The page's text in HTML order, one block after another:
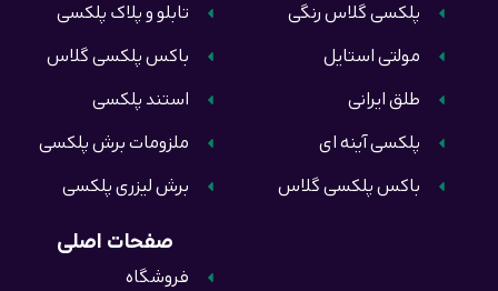
تابلو و پلاک پلکسی
باکس پلکسی گلاس
استند پلکسی
ملزومات برش پلکسی
برش لیزری پلکسی
پلکسی گلاس رنگی
مولتی استایل
طلق ایرانی
پلکسی آینه ای
باکس پلکسی گلاس
صفحات اصلی
فروشگاه